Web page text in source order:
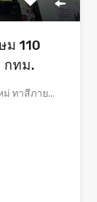
ม 110
กทม.
ทาสีภาย...